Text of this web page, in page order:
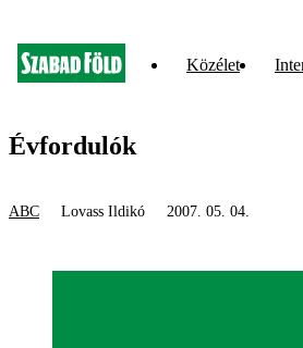
Közélet
Évfordulók
ABC Lovass Ildikó 2007. 05. 04.